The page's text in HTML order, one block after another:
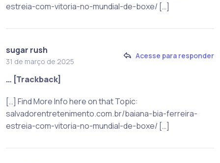
estreia-com-vitoria-no-mundial-de-boxe/ […]
sugar rush
31 de março de 2025
Acesse para responder
… [Trackback]
[…] Find More Info here on that Topic:
salvadorentretenimento.com.br/baiana-bia-ferreira-
estreia-com-vitoria-no-mundial-de-boxe/ […]